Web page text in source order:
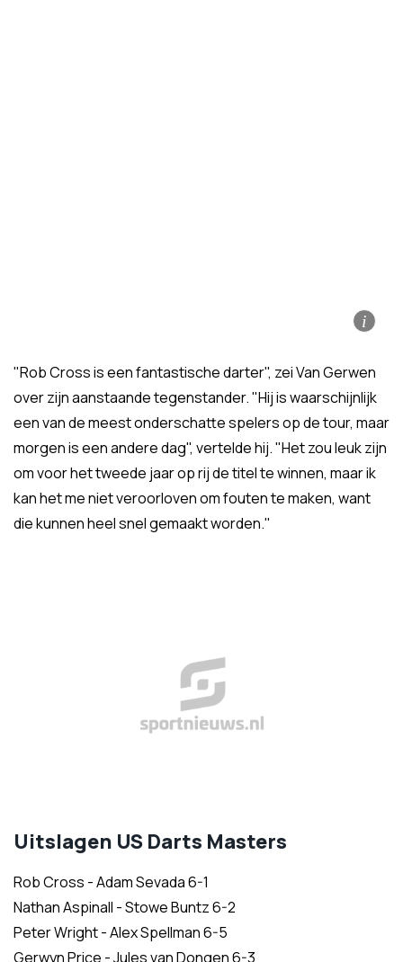
i
"Rob Cross is een fantastische darter", zei Van Gerwen
over zijn aanstaande tegenstander. "Hij is waarschijnlijk
een van de meest onderschatte spelers op de tour, maar
morgen is een andere dag", vertelde hij. "Het zou leuk zijn
om voor het tweede jaar op rij de titel te winnen, maar ik
kan het me niet veroorloven om fouten te maken, want
die kunnen heel snel gemaakt worden."
Uitslagen US Darts Masters
Rob Cross - Adam Sevada 6-1
Nathan Aspinall - Stowe Buntz 6-2
Peter Wright - Alex Spellman 6-5
Gerwyn Price - Jules van Dongen 6-3